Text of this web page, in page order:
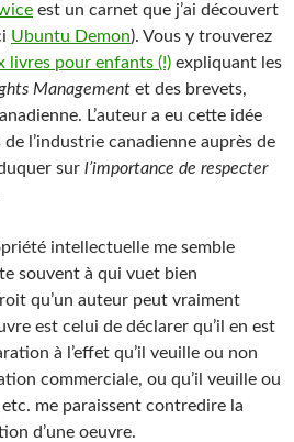
est un carnet que j’ai découvert
Ubuntu Demon). Vous y trouverez
livres pour enfants (!) expliquant les
Management et des brevets,
L’auteur a eu cette idée
l’industrie canadienne auprès de
sur l’importance de respecter
intellectuelle me semble
souvent à qui vuet bien
qu’un auteur peut vraiment
est celui de déclarer qu’il en est
à l’effet qu’il veuille ou non
commerciale, ou qu’il veuille ou
me paraissent contredire la
d’une oeuvre.